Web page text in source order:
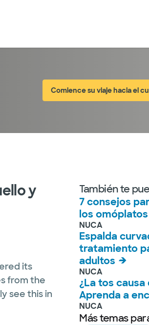
Comience su viaje hacia el
y
its
from the
see this in
También te
7 consejos
los omóplatos
NUCA
Espalda
tratamiento
adultos
NUCA
¿La tos
Aprenda a
NUCA
Más temas